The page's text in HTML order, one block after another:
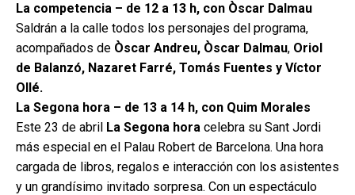
La competencia – de 12 a 13 h, con Òscar Dalmau
Saldrán a la calle todos los personajes del programa,
acompañados de Òscar Andreu, Òscar Dalmau, Oriol
de Balanzó, Nazaret Farré, Tomás Fuentes y Víctor
Ollé.
La Segona hora – de 13 a 14 h, con Quim Morales
Este 23 de abril La Segona hora celebra su Sant Jordi
más especial en el Palau Robert de Barcelona. Una hora
cargada de libros, regalos e interacción con los asistentes
y un grandísimo invitado sorpresa. Con un espectáculo